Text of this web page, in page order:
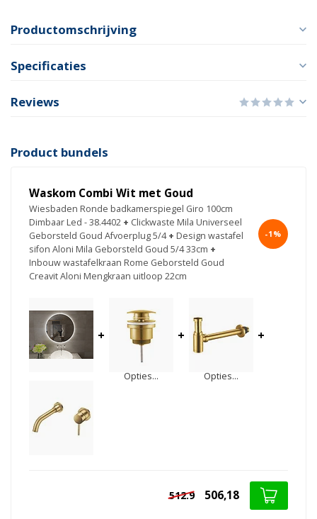
Productomschrijving
Specificaties
Reviews
Product bundels
Waskom Combi Wit met Goud
Wiesbaden Ronde badkamerspiegel Giro 100cm
Dimbaar Led - 38.4402 + Clickwaste Mila Universeel
Geborsteld Goud Afvoerplug 5/4 + Design wastafel
sifon Aloni Mila Geborsteld Goud 5/4 33cm +
Inbouw wastafelkraan Rome Geborsteld Goud
Creavit Aloni Mengkraan uitloop 22cm
-1%
+
Opties...
+
Opties...
+
512.9 506,18